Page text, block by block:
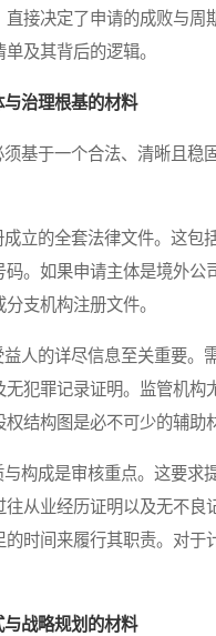
接决定了申请的成败与
及其背后的逻辑。
治理根基的材料
于一个合法、清晰且稳
的全套法律文件。这包
。如果申请主体是境外
支机构注册文件。
的详尽信息至关重要。
犯罪记录证明。监管机
结构图是必不可少的辅助
成是审核重点。这要求
从业经历证明以及无不
时间来履行其职责。对
战略规划的材料